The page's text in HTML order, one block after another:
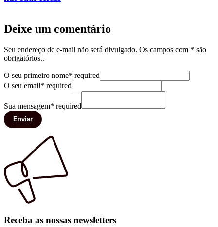
Deixe um comentário
Seu endereço de e-mail não será divulgado. Os campos com * são
obrigatórios..
O seu primeiro nome* required
O seu email* required
Sua mensagem* required
Enviar
Receba as nossas newsletters